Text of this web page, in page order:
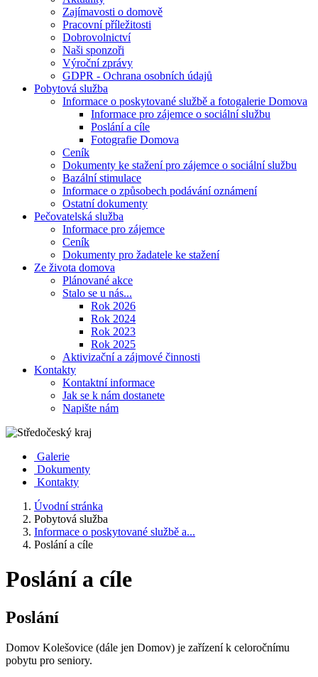
Zajímavosti o domově
Pracovní příležitosti
Dobrovolnictví
Naši sponzoři
Výroční zprávy
GDPR - Ochrana osobních údajů
Pobytová služba
Informace o poskytované službě a fotogalerie Domova
Informace pro zájemce o sociální službu
Poslání a cíle
Fotografie Domova
Ceník
Dokumenty ke stažení pro zájemce o sociální službu
Bazální stimulace
Informace o způsobech podávání oznámení
Ostatní dokumenty
Pečovatelská služba
Informace pro zájemce
Ceník
Dokumenty pro žadatele ke stažení
Ze života domova
Plánované akce
Stalo se u nás...
Rok 2026
Rok 2024
Rok 2023
Rok 2025
Aktivizační a zájmové činnosti
Kontakty
Kontaktní informace
Jak se k nám dostanete
Napište nám
Galerie
Dokumenty
Kontakty
Úvodní stránka
Pobytová služba
Informace o poskytované službě a...
Poslání a cíle
Poslání a cíle
Poslání
Domov Kolešovice (dále jen Domov) je zařízení k celoročnímu
pobytu pro seniory.